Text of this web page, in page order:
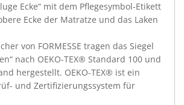
Ecke“ mit dem Pflegesymbol-Etikett
Ecke der Matratze und das Laken
von FORMESSE tragen das Siegel
nach OEKO-TEX® Standard 100 und
hergestellt. OEKO-TEX® ist ein
und Zertifizierungssystem für